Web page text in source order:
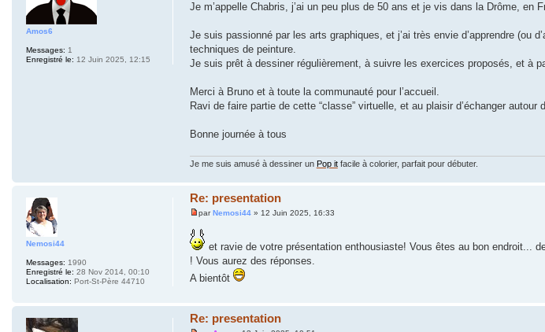
Je m’appelle Chabris, j’ai un peu plus de 50 ans et je vis dans la Drôme, en
Je suis passionné par les arts graphiques, et j’ai très envie d’apprendre (ou
techniques de peinture.
Je suis prêt à dessiner régulièrement, à suivre les exercices proposés, et à
Merci à Bruno et à toute la communauté pour l’accueil.
Ravi de faire partie de cette “classe” virtuelle, et au plaisir d’échanger autour
Bonne journée à tous
Je me suis amusé à dessiner un Pop itfacile à colorier, parfait pour débuter.
Amos6
Messages: 1
Enregistré le: 12 Juin 2025, 12:15
Re: presentation
parNemosi44» 12 Juin 2025, 16:33
et ravie de votre présentation enthousiaste! Vous êtes au bon endroit...
! Vous aurez des réponses.
A bientôt
Nemosi44
Messages: 1990
Enregistré le: 28 Nov 2014, 00:10
Localisation: Port-St-Père 44710
Re: presentation